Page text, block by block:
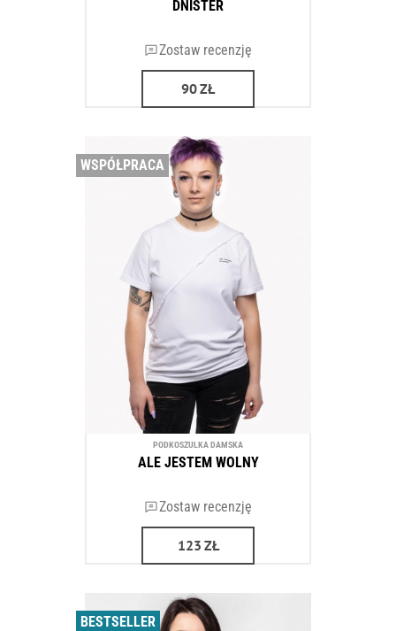
DNISTER
Zostaw recenzję
90ZŁ
WSPÓŁPRACA
PODKOSZULKA DAMSKA
ALE JESTEM WOLNY
Zostaw recenzję
123 ZŁ
BESTSELLER